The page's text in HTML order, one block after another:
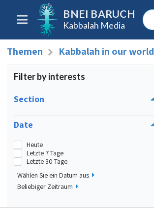
BNEI BARUCH
Kabbalah Media
Themen Kabbalah in our world
Filter by interests
Section
Date
Heute
Letzte 7 Tage
Letzte 30 Tage
Wählen Sie ein Datum aus
Beliebiger Zeitraum